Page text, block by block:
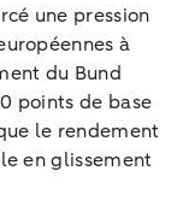
une pression
à
du Bund
points de base
le rendement
en glissement